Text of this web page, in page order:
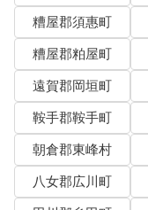
糟屋郡須惠町
糟屋郡粕屋町
遠賀郡岡垣町
鞍手郡鞍手町
朝倉郡東峰村
八女郡広川町